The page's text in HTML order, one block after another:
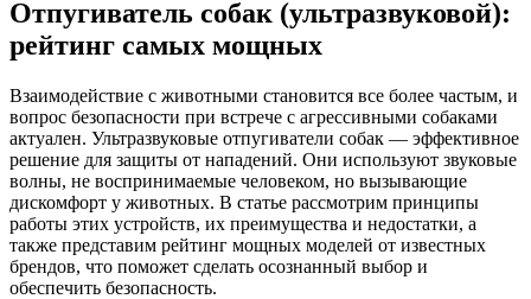
Отпугиватель собак (ультразвуковой):
рейтинг самых мощных
Взаимодействие с животными становится все более частым, и
вопрос безопасности при встрече с агрессивными собаками
актуален. Ультразвуковые отпугиватели собак — эффективное
решение для защиты от нападений. Они используют звуковые
волны, не воспринимаемые человеком, но вызывающие
дискомфорт у животных. В статье рассмотрим принципы
работы этих устройств, их преимущества и недостатки, а
также представим рейтинг мощных моделей от известных
брендов, что поможет сделать осознанный выбор и
обеспечить безопасность.